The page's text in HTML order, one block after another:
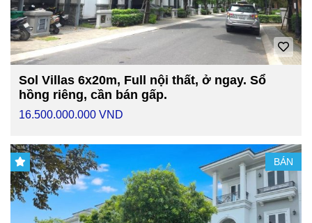
Sol Villas 6x20m, Full nội thất, ở ngay. Sổ
hồng riêng, cần bán gấp.
16.500.000.000 VND
BÁN